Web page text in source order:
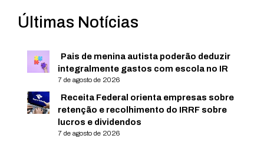
Últimas Notícias
Pais de menina autista poderão deduzir
integralmente gastos com escola no IR
7 de agosto de 2026
Receita Federal orienta empresas sobre
retenção e recolhimento do IRRF sobre
lucros e dividendos
7 de agosto de 2026